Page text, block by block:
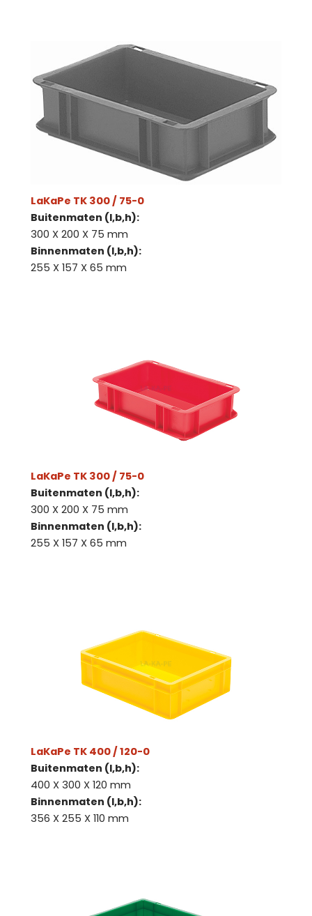
LaKaPe TK 300 / 75-0
Buitenmaten (l,b,h):
300 X 200 X 75 mm
Binnenmaten (l,b,h):
255 X 157 X 65 mm
LaKaPe TK 300 / 75-0
Buitenmaten (l,b,h):
300 X 200 X 75 mm
Binnenmaten (l,b,h):
255 X 157 X 65 mm
LaKaPe TK 400 / 120-0
Buitenmaten (l,b,h):
400 X 300 X 120 mm
Binnenmaten (l,b,h):
356 X 255 X 110 mm